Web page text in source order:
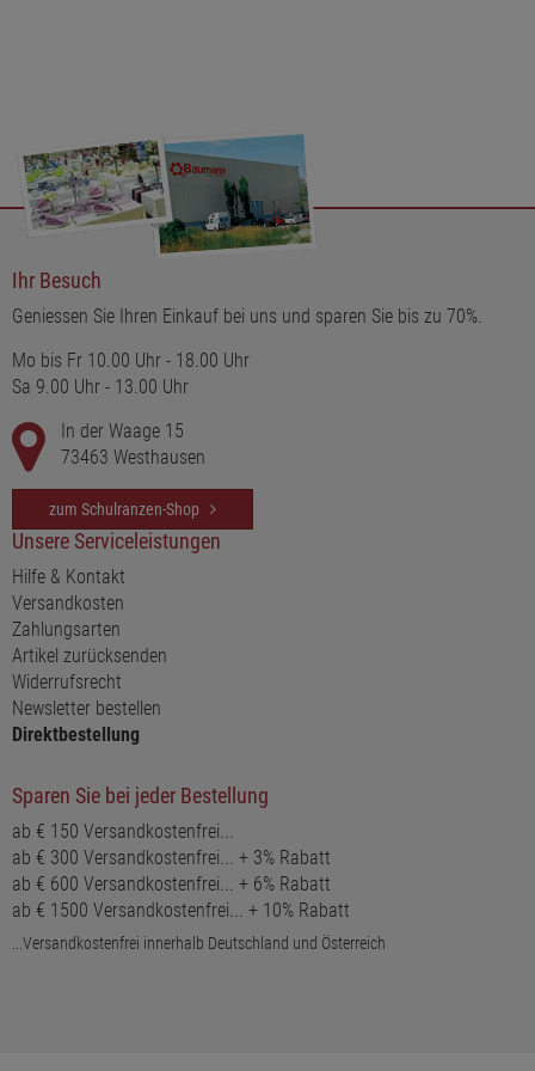
Ihr Besuch
Geniessen Sie Ihren Einkauf bei uns und sparen Sie bis zu 70%.
Mo bis Fr 10.00 Uhr - 18.00 Uhr
Sa 9.00 Uhr - 13.00 Uhr
In der Waage 15
73463 Westhausen
zum Schulranzen-Shop
Unsere Serviceleistungen
Hilfe & Kontakt
Versandkosten
Zahlungsarten
Artikel zurücksenden
Widerrufsrecht
Newsletter bestellen
Direktbestellung
Sparen Sie bei jeder Bestellung
ab € 150 Versandkostenfrei...
ab € 300 Versandkostenfrei... + 3% Rabatt
ab € 600 Versandkostenfrei... + 6% Rabatt
ab € 1500 Versandkostenfrei... + 10% Rabatt
...Versandkostenfrei innerhalb Deutschland und Österreich